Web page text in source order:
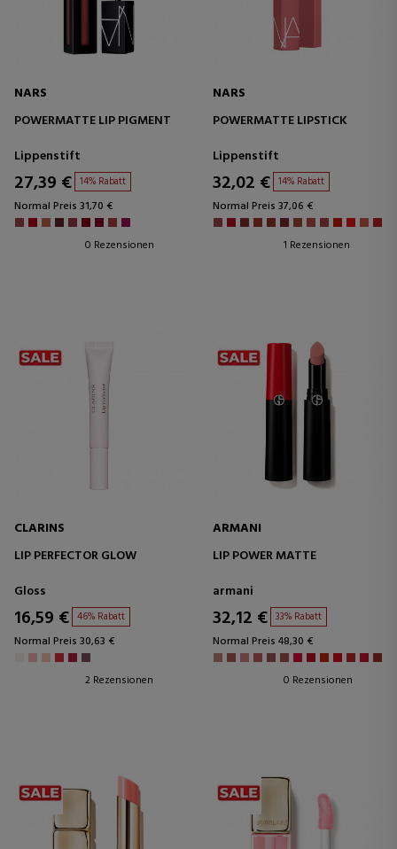
NARS
POWERMATTE LIP PIGMENT
Lippenstift
27,39 € 14% Rabatt
Normal Preis 31,70 €
0 Rezensionen
NARS
POWERMATTE LIPSTICK
Lippenstift
32,02 € 14% Rabatt
Normal Preis 37,06 €
1 Rezensionen
CLARINS
LIP PERFECTOR GLOW
Gloss
16,59 € 46% Rabatt
Normal Preis 30,63 €
2 Rezensionen
ARMANI
LIP POWER MATTE
armani
32,12 € 33% Rabatt
Normal Preis 48,30 €
0 Rezensionen